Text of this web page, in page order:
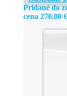
Pridané do
cena 270,00 €